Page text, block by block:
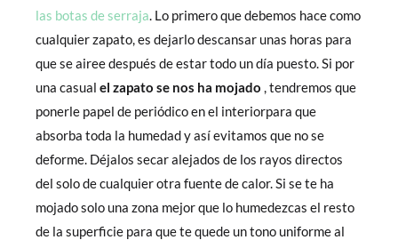
las botas de serraja. Lo primero que debemos hace como
cualquier zapato, es dejarlo descansar unas horas para
que se airee después de estar todo un día puesto. Si por
una casual el zapato se nos ha mojado , tendremos que
ponerle papel de periódico en el interiorpara que
absorba toda la humedad y así evitamos que no se
deforme. Déjalos secar alejados de los rayos directos
del solo de cualquier otra fuente de calor. Si se te ha
mojado solo una zona mejor que lo humedezcas el resto
de la superficie para que te quede un tono uniforme al